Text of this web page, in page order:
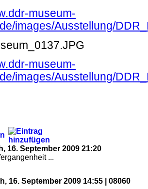
museum-
images/Ausstellung/
museum-
images/Ausstellung/
16. September 2009 21:20
...
16. September 2009 14:55 | 08060